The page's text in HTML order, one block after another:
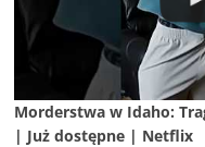
Morderstwa w Idaho:
| Już dostępne | Netflix